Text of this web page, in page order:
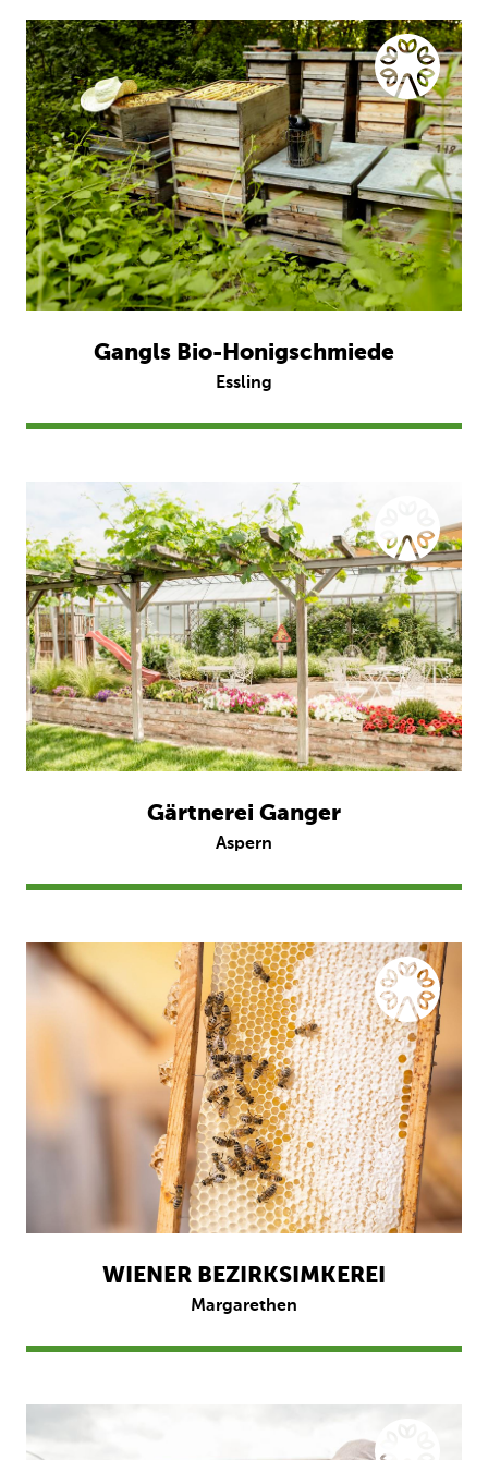
Gangls Bio-Honigschmiede
Essling
Gärtnerei Ganger
Aspern
WIENER BEZIRKSIMKEREI
Margarethen